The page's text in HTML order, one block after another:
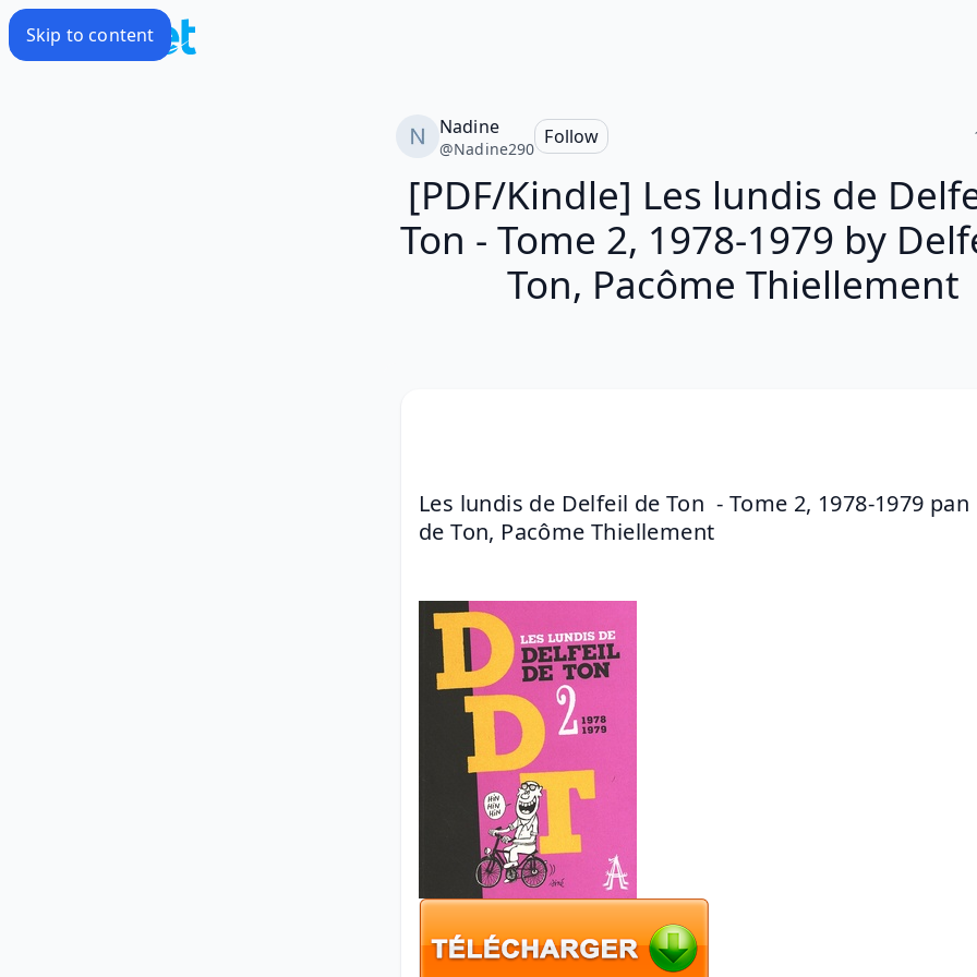
Skip to content
Nadine
@Nadine290
Follow
[PDF/Kindle] Les lundis de
Ton - Tome 2, 1978-1979 by
Ton, Pacôme Thiellement
Les lundis de Delfeil de Ton  - Tome 2, 1978-1979
de Ton, Pacôme Thiellement